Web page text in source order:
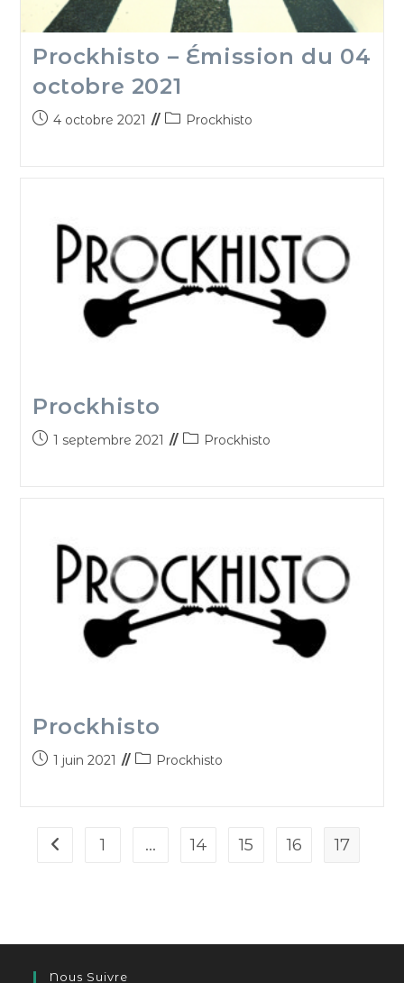
Prockhisto – Émission du 04
octobre 2021
4 octobre 2021 Prockhisto
Prockhisto
1 septembre 2021 Prockhisto
Prockhisto
1 juin 2021 Prockhisto
1 … 14 15 16 17
Nous Suivre